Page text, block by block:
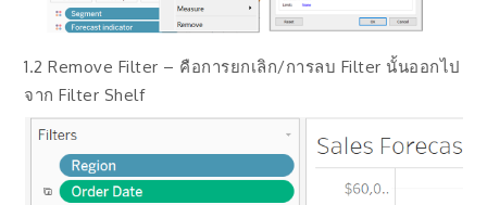
1.2 Remove Filter – คือการยกเลิก/การลบ Filter นั้นออกไป
จาก Filter Shelf